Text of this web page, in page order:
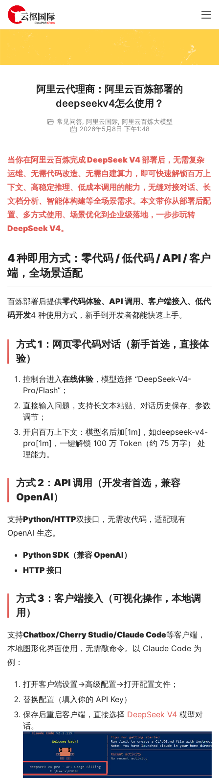
阿里云代理商：阿里云百炼部署的
deepseekv4怎么使用？
常见问答, 阿里云国际, 阿里云百炼大模型
2026年5月8日 下午1:48
当你在阿里云百炼完成 DeepSeek V4 部署后， 无需复杂
运维、无需代码改造、无需自建算力 ，即可快速解锁百万上
下文、高稳定推理、低成本调用的能力，无缝对接对话、长
文档分析、智能体构建等全场景需求。本文带你从部署后配
置、多方式使用、场景优化到企业级落地，一步步玩转
DeepSeek V4。
4 种即用方式：零代码 / 低代码 / API / 客户
端，全场景适配
百炼部署后提供零代码体验、API 调用、客户端接入、低代
码开发4 种使用方式，新手到开发者都能快速上手。
方式 1：网页零代码对话（新手首选，直接体
验）
控制台进入在线体验 ，模型选择 “DeepSeek-V4-
Pro/Flash”；
直接输入问题，支持长文本粘贴、对话历史保存、参数
调节；
开启百万上下文：模型名后加[1m]，如deepseek-v4-
pro[1m]，一键解锁 100 万 Token（约 75 万字） 处
理能力。
方式 2：API 调用（开发者首选，兼容
OpenAI）
支持Python/HTTP双接口，无需改代码，适配现有
OpenAI 生态。
Python SDK（兼容 OpenAI）
HTTP 接口
方式 3：客户端接入（可视化操作，本地调
用）
支持Chatbox/Cherry Studio/Claude Code等客户端，
本地图形化界面使用，无需敲命令。以 Claude Code 为
例：
打开客户端设置→高级配置→打开配置文件；
替换配置（填入你的 API Key）
保存后重启客户端，直接选择 DeepSeek V4 模型对
话。